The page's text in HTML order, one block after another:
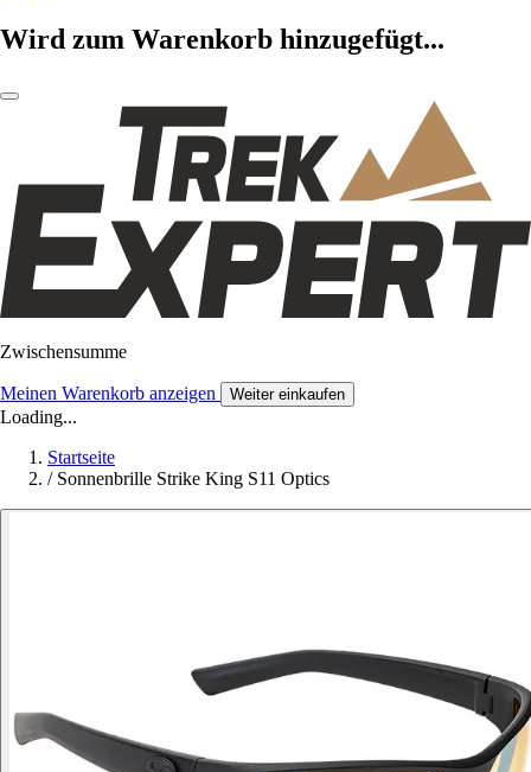
Wird zum Warenkorb hinzugefügt...
Zwischensumme
Meinen Warenkorb anzeigen Weiter einkaufen
Loading...
Startseite
/ Sonnenbrille Strike King S11 Optics